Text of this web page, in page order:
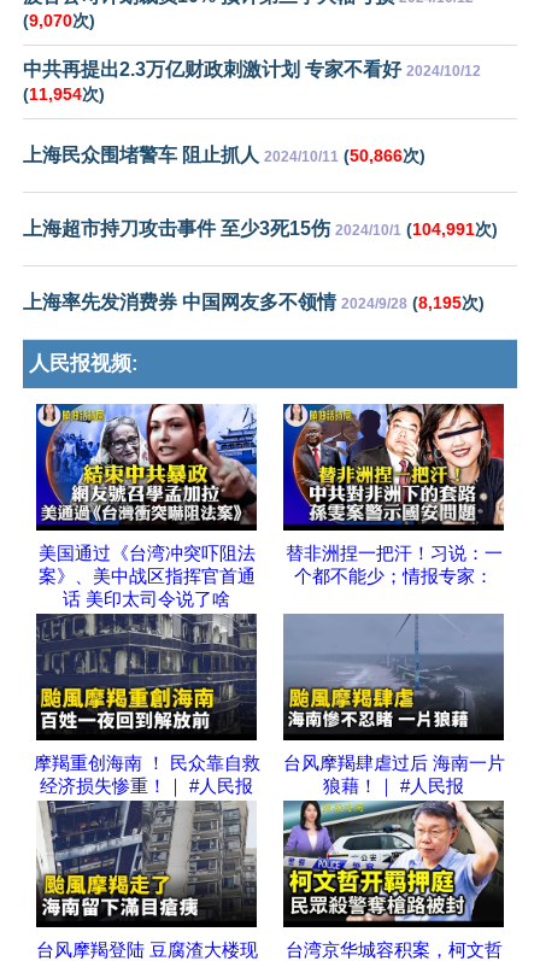
(9,070次)
中共再提出2.3万亿财政刺激计划 专家不看好 2024/10/12
(11,954次)
上海民众围堵警车 阻止抓人 2024/10/11 (50,866次)
上海超市持刀攻击事件 至少3死15伤 2024/10/1 (104,991次)
上海率先发消费券 中国网友多不领情 2024/9/28 (8,195次)
人民报视频:
美国通过《台湾冲突吓阻法
案》、美中战区指挥官首通
话 美印太司令说了啥
替非洲捏一把汗！习说：一
个都不能少；情报专家：
摩羯重创海南 ！ 民众靠自救
经济损失惨重！｜ #人民报
台风摩羯肆虐过后 海南一片
狼藉！｜ #人民报
台风摩羯登陆 豆腐渣大楼现
台湾京华城容积案，柯文哲